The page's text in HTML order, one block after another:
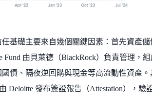
任基礎主要來自幾個關鍵因素：首先資產儲
Fund 由貝萊德（BlackRock）負責管理，
債、隔夜逆回購與現金等高流動性資產。
Deloitte 發布簽證報告（Attestation），驗